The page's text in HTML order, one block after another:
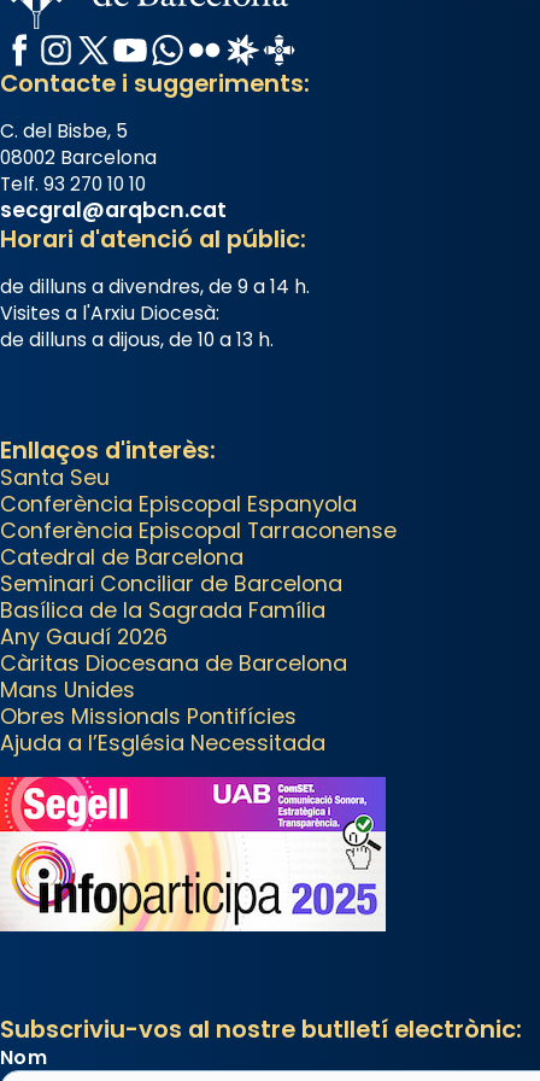
Semproniana (“relatiu a
Semprònia = eterna”) són
deixebles seves. I l’any 1667, el
frare Joan Gaspar Roig, afirma
en una obra que les santes són
filles de l’antiga Iluro. Mataró en
reivindicarà les relíquies fins que
es canta a la “Missa de les
Santes” (“Missa de Glòria”) fou
per privilegi pontifici, amb
orquestra i cor, i té una duració
aproximada de tres hores.
Després, processó (recuperada
el 1972) al voltant del temple
amb les relíquies de les santes.
Des de 1985 hi participa també
un grup de diablesses amb
música i ball propis. Festa gran a
Mataró.
«Si vols saber què és calor, ves
per les Santes a Mataró»🥵.
Photo
View on Facebook · Share
Jaume, fill de Zebedeu, és
Facebook
Instagram
X / Twitter
YouTube
WhatsApp
FlickrRadio Estel
Catalunya Cristiana
Contacte i suggeriments:
C. del Bisbe, 5
08002 Barcelona
Telf. 93 270 10 10
secgral@arqbcn.cat
Horari d'atenció al públic:
de dilluns a divendres, de 9 a 14 h.
Visites a l'Arxiu Diocesà:
de dilluns a dijous, de 10 a 13 h.
Enllaços d'interès:
Santa Seu
Conferència Episcopal Espanyola
Conferència Episcopal Tarraconense
Catedral de Barcelona
Seminari Conciliar de Barcelona
Basílica de la Sagrada Família
Any Gaudí 2026
Càritas Diocesana de Barcelona
Mans Unides
Obres Missionals Pontifícies
Ajuda a l’Església Necessitada
Subscriviu-vos al nostre butlletí electrònic:
Nom